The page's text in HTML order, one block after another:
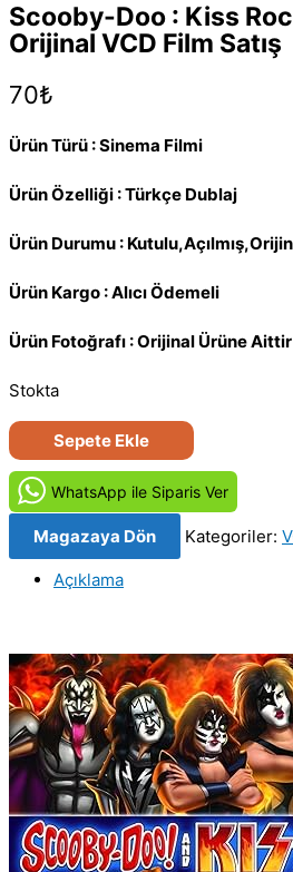
Scooby-Doo : Kiss
Orijinal VCD Film Satış
70₺
Ürün Türü : Sinema Filmi
Ürün Özelliği : Türkçe Dublaj
Ürün Durumu :
Ürün Kargo : Alıcı Ödemeli
Ürün Fotoğrafı : Orijinal Ürüne Aittir
Stokta
Scooby-
Doo
Kiss
Rock
ile
Orijinal
VCD
Film
Satış
adet
Sepete Ekle
WhatsApp ile Siparis Ver
Magazaya Dön Kategoriler:
Açıklama